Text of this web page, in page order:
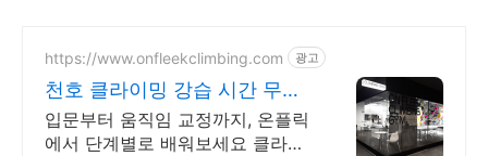
https://www.onfleekclimbing.com 광고
천호 클라이밍 강습 시간 무제
한
입문부터 움직임 교정까지, 온플릭
에서 단계별로 배워보세요 클라이